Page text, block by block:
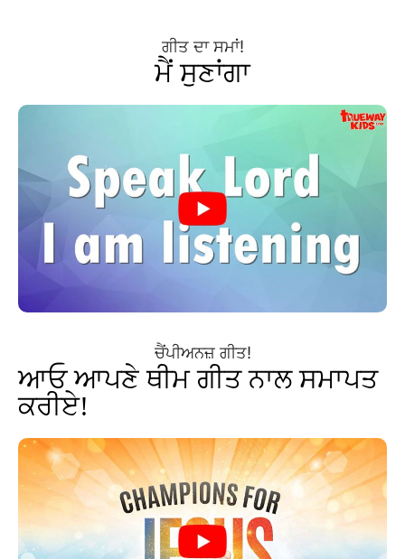
ਗੀਤ ਦਾ ਸਮਾਂ!
ਮੈਂ ਸੁਣਾਂਗਾ
ਚੈਂਪੀਅਨਜ਼ ਗੀਤ!
ਆਓ ਆਪਣੇ ਥੀਮ ਗੀਤ ਨਾਲ ਸਮਾਪਤ
ਕਰੀਏ!